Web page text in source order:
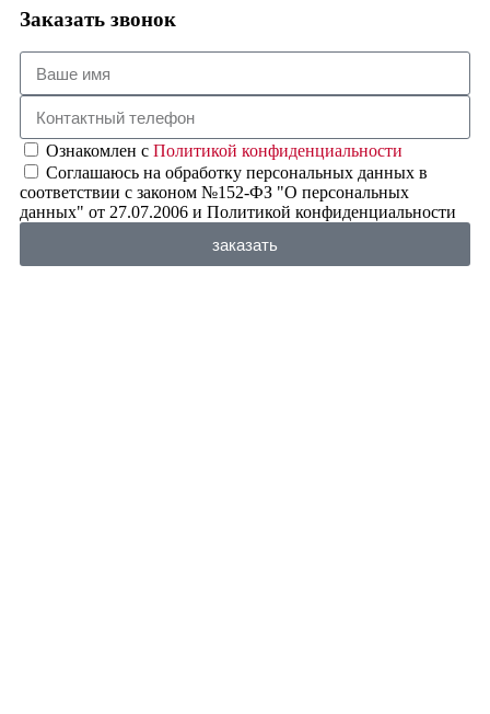
Заказать звонок
Ознакомлен с Политикой конфиденциальности
Соглашаюсь на обработку персональных данных в
соответствии с законом №152-ФЗ "О персональных
данных" от 27.07.2006 и Политикой конфиденциальности
заказать